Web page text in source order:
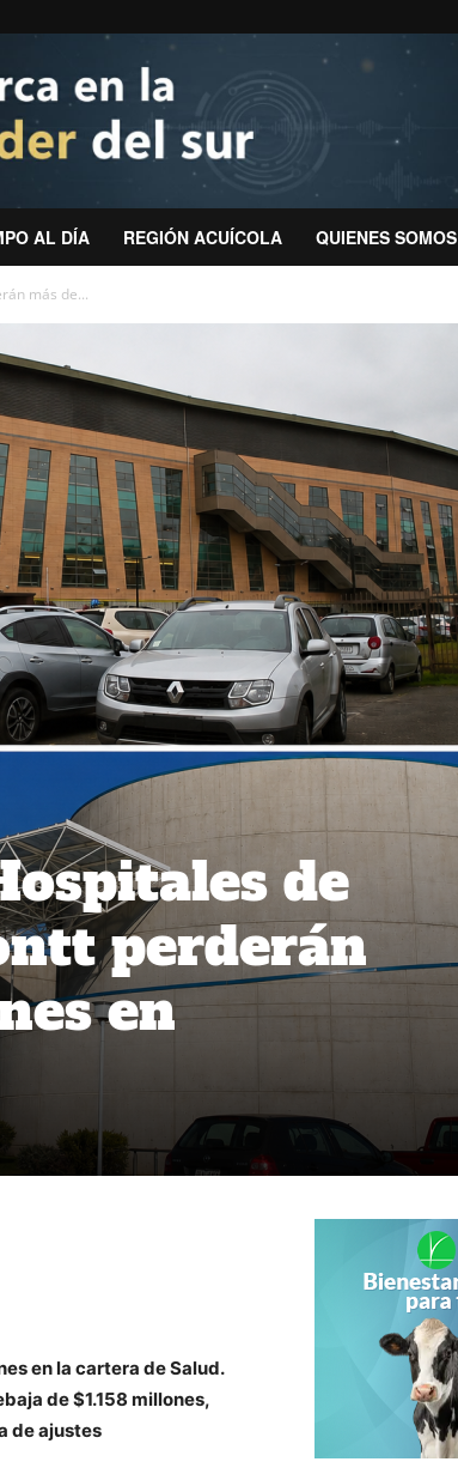
AL DÍA REGIÓN ACUÍCOLA QUIENES SOMOS
más de...
de
perderán
en
en la cartera de Salud.
de $1.158 millones,
de ajustes